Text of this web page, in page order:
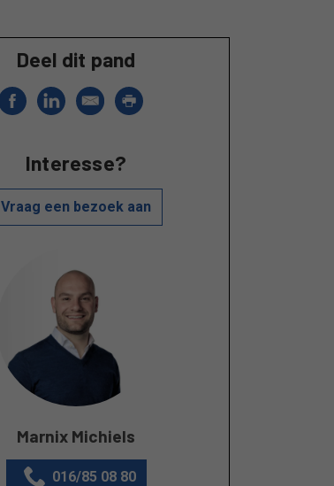
Deel dit pand
Interesse?
Vraag een bezoek aan
Marnix Michiels
016/85 08 80